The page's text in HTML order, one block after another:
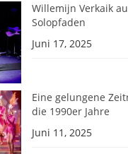
Willemijn Verkaik
Solopfaden
Juni 17, 2025
Eine gelungene
die 1990er Jahre
Juni 11, 2025